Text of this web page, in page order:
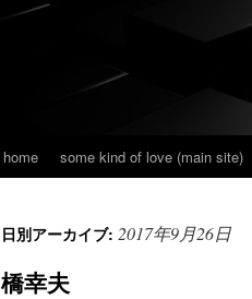
home some kind of love (main site)
日別アーカイブ: 2017年9月26日
橋幸夫